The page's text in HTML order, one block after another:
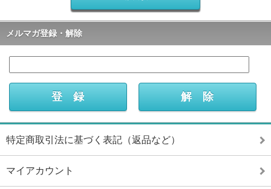
メルマガ登録・解除
特定商取引法に基づく表記（返品など）
マイアカウント